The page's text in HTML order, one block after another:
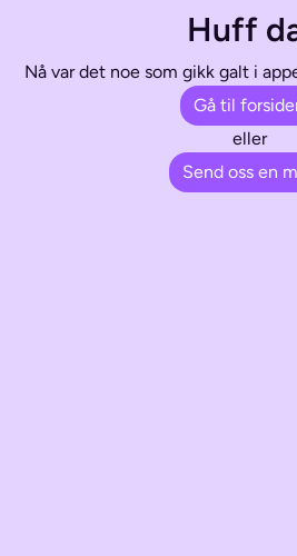
Huff
Nå var det noe som gikk galt i
Gå til
eller
Send oss en